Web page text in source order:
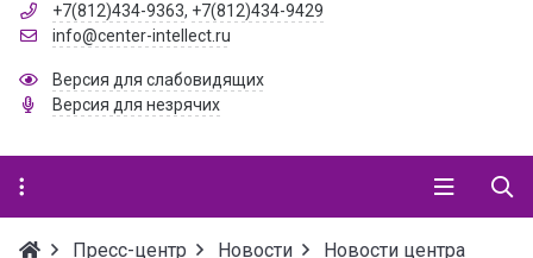
+7(812)434-9363, +7(812)434-9429
info@center-intellect.ru
Версия для слабовидящих
Версия для незрячих
Пресс-центр Новости
Новости центра